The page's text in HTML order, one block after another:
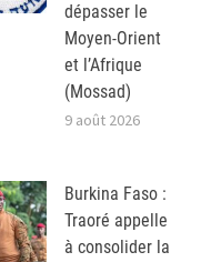
dépasser le
Moyen-Orient
et l’Afrique
(Mossad)
9 août 2026
Burkina Faso :
Traoré appelle
à consolider la